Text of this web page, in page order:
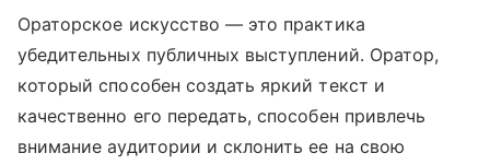
Ораторское искусство — это практика
убедительных публичных выступлений. Оратор,
который способен создать яркий текст и
качественно его передать, способен привлечь
внимание аудитории и склонить ее на свою